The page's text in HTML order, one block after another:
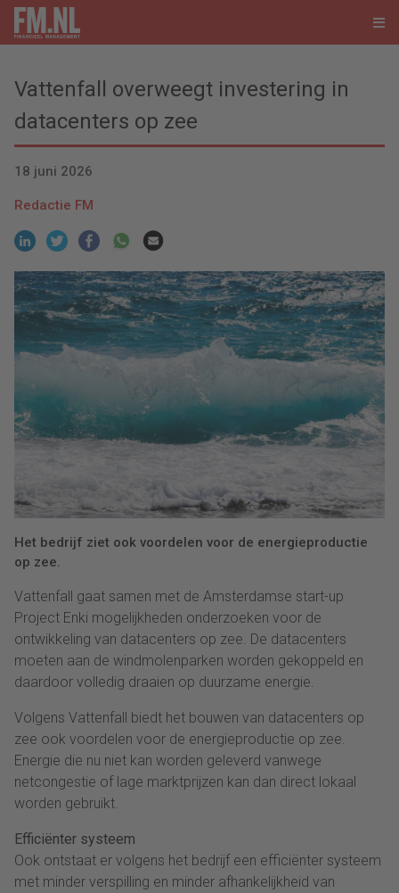
Vattenfall overweegt investering in
datacenters op zee
18 juni 2026
Redactie FM
Het bedrijf ziet ook voordelen voor de energieproductie
op zee.
Vattenfall gaat samen met de Amsterdamse start-up
Project Enki mogelijkheden onderzoeken voor de
ontwikkeling van datacenters op zee. De datacenters
moeten aan de windmolenparken worden gekoppeld en
daardoor volledig draaien op duurzame energie.
Volgens Vattenfall biedt het bouwen van datacenters op
zee ook voordelen voor de energieproductie op zee.
Energie die nu niet kan worden geleverd vanwege
netcongestie of lage marktprijzen kan dan direct lokaal
worden gebruikt.
Efficiënter systeem
Ook ontstaat er volgens het bedrijf een efficiënter systeem
met minder verspilling en minder afhankelijkheid van